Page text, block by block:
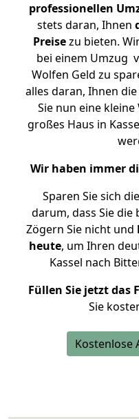
professionellen
stets daran, Ihnen
Preisezu bieten.
bei einem Umzug
Wolfen Geld zu
alles daran, Ihnen
Sie nun eine
großes Haus in
Wir haben immer
Sparen Sie sich
darum, dass Sie
Zögern Sie nicht und
heute, um Ihren
Kassel nach
Füllen Sie jetzt das
Sie
Kostenlose